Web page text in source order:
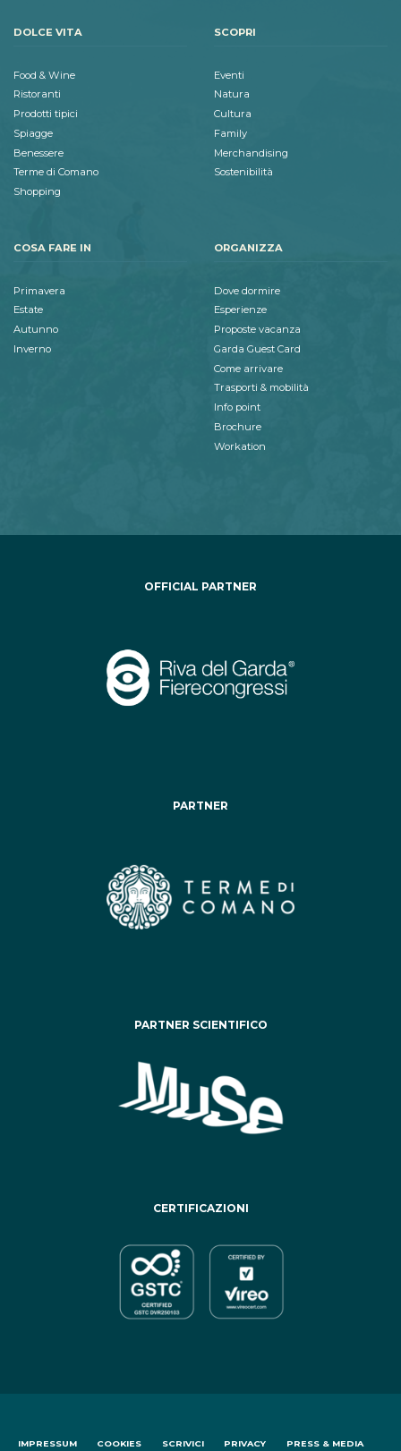
DOLCE VITA
Food & Wine
Ristoranti
Prodotti tipici
Spiagge
Benessere
Terme di Comano
Shopping
SCOPRI
Eventi
Natura
Cultura
Family
Merchandising
Sostenibilità
COSA FARE IN
Primavera
Estate
Autunno
Inverno
ORGANIZZA
Dove dormire
Esperienze
Proposte vacanza
Garda Guest Card
Come arrivare
Trasporti & mobilità
Info point
Brochure
Workation
OFFICIAL PARTNER
PARTNER
PARTNER SCIENTIFICO
CERTIFICAZIONI
IMPRESSUM COOKIES SCRIVICI PRIVACY PRESS & MEDIA